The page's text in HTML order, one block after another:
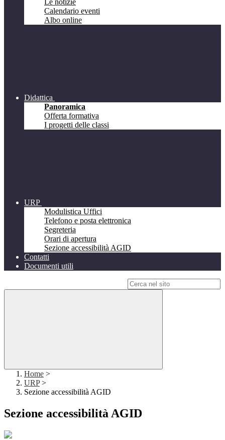
Le notizie
Calendario eventi
Albo online
Didattica
Panoramica
Offerta formativa
I progetti delle classi
URP
Modulistica Uffici
Telefono e posta elettronica
Segreteria
Orari di apertura
Sezione accessibilità AGID
Contatti
Documenti utili
Home >
URP >
Sezione accessibilità AGID
Sezione accessibilità AGID